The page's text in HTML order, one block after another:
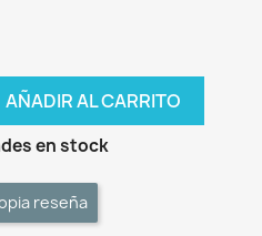
AÑADIR AL CARRITO
en stock
reseña